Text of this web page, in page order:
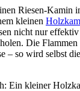
Riesen-Kamin
kleinen
nicht nur effektiv
Die Flammen
– so wird selbst
Ein kleiner